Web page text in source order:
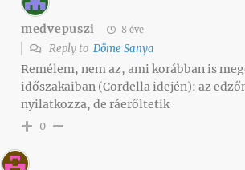
medvepuszi 8 éve
Reply to Döme Sanya
Remélem, nem az, ami korábban is
időszakaiban (Cordella idején): az
nyilatkozza, de ráerőltetik
0